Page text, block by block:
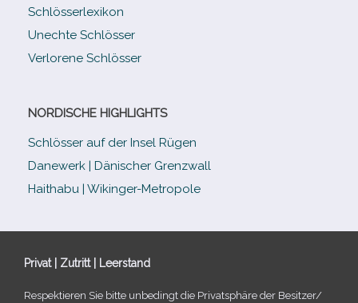
Schlösserlexikon
Unechte Schlösser
Verlorene Schlösser
NORDISCHE HIGHLIGHTS
Schlösser auf der Insel Rügen
Danewerk | Dänischer Grenzwall
Haithabu | Wikinger-Metropole
Privat | Zutritt | Leerstand
Respektieren Sie bitte unbe­dingt die Privatsphäre der Besitzer/​